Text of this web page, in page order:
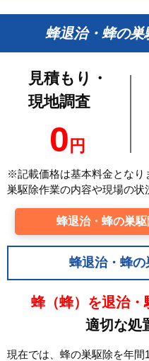
蜂退治・蜂の巣
見積もり・
現地調査
0 円
※記載価格は基本料金となり
巣駆除作業の内容や現場の状
蜂退治・蜂の巣
蜂退治・蜂
蜂（蜂）を退治・
適切な処
現在では、蜂の巣駆除を年